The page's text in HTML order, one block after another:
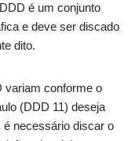
é um conjunto
e deve ser discado
dito.
variam conforme o
(DDD 11) deseja
é necessário discar o